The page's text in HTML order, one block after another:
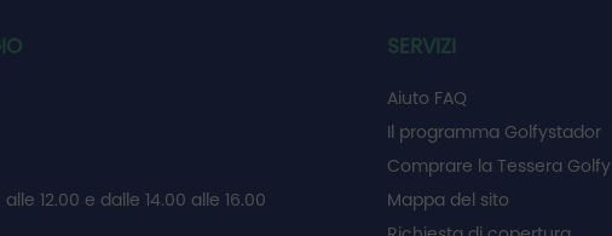
12.00 e dalle 14.00 alle 16.00
SERVIZI
Aiuto FAQ
Il programma Golfystador
Comprare la Tessera Golfy
Mappa del sito